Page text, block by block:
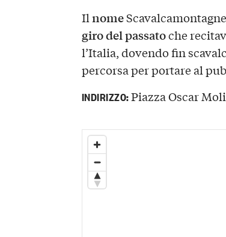
Ilnome
giro del passatoche
l’Italia, dovendo fin
percorsa per portare al
INDIRIZZO:Piazza Oscar